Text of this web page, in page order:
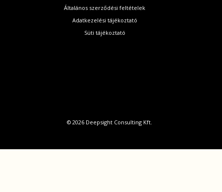
Általános szerződési feltételek
Adatkezelési tájékoztató
Süti tájékoztató
© 2026 Deepsight Consulting Kft.